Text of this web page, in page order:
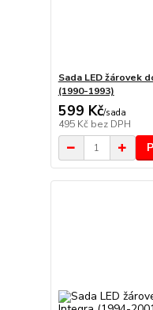
Sada LED žárovek
(1990-1993)
599 Kč/sada
495 Kč bez DPH